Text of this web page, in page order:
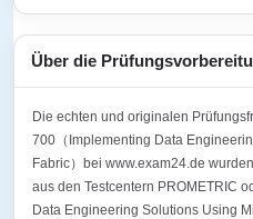
Über die
Die echten und originalen
700（Implementing Data
Fabric）bei www.exam24.de
aus den Testcentern PROMETRIC
Data Engineering Solutions Using